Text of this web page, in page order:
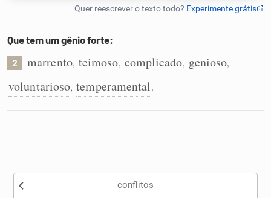
Cata-letras
Que tem um gênio forte:
2 marrento, teimoso, complicado, genioso,
voluntarioso, temperamental.
conflitos